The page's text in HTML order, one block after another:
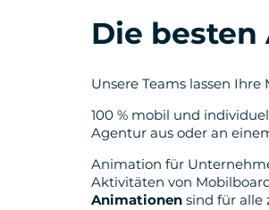
Die
Unsere Teams lassen
100 % mobil und
Agentur aus oder an
Animation für
Aktivitäten von
Animationen sind für alle